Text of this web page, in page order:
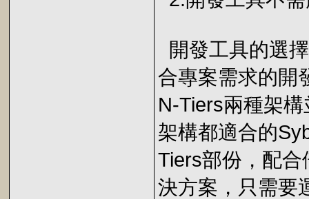
開發工具的選
合專案需求的開
N-Tiers兩種架
架構都適合的
Tiers部份，配
決方案，只需要